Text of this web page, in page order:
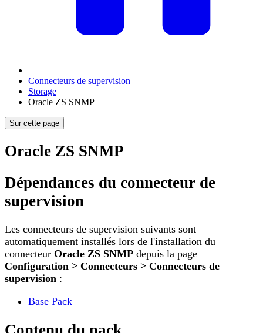
Connecteurs de supervision
Storage
Oracle ZS SNMP
Sur cette page
Oracle ZS SNMP
Dépendances du connecteur de
supervision
Les connecteurs de supervision suivants sont
automatiquement installés lors de l'installation du
connecteur Oracle ZS SNMP depuis la page
Configuration > Connecteurs > Connecteurs de
supervision :
Base Pack